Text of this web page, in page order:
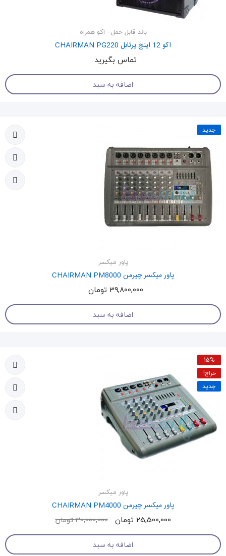
باند قابل حمل - اکو همراه
اکو 12 اینچ پرتابل CHAIRMAN PG220
تماس بگیرید
اضافه به سبد
جدید
پاور میکسر
پاور میکسر چیرمن CHAIRMAN PM8000
39,800,000 تومان
اضافه به سبد
-15%
حراج!
جدید
پاور میکسر
پاور میکسر چیرمن CHAIRMAN PM4000
25,500,000 تومان
30,000,000 تومان
اضافه به سبد